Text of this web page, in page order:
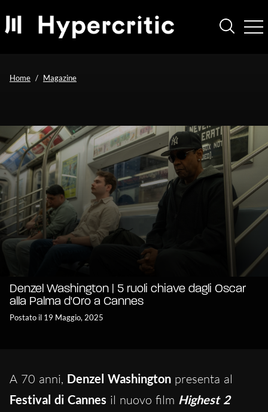
Home Magazine
Denzel Washington | 5 ruoli chiave dagli Oscar
alla Palma d'Oro a Cannes
Postato il 19 Maggio, 2025
A 70 anni, Denzel Washington presenta al
Festival di Cannes il nuovo film Highest 2